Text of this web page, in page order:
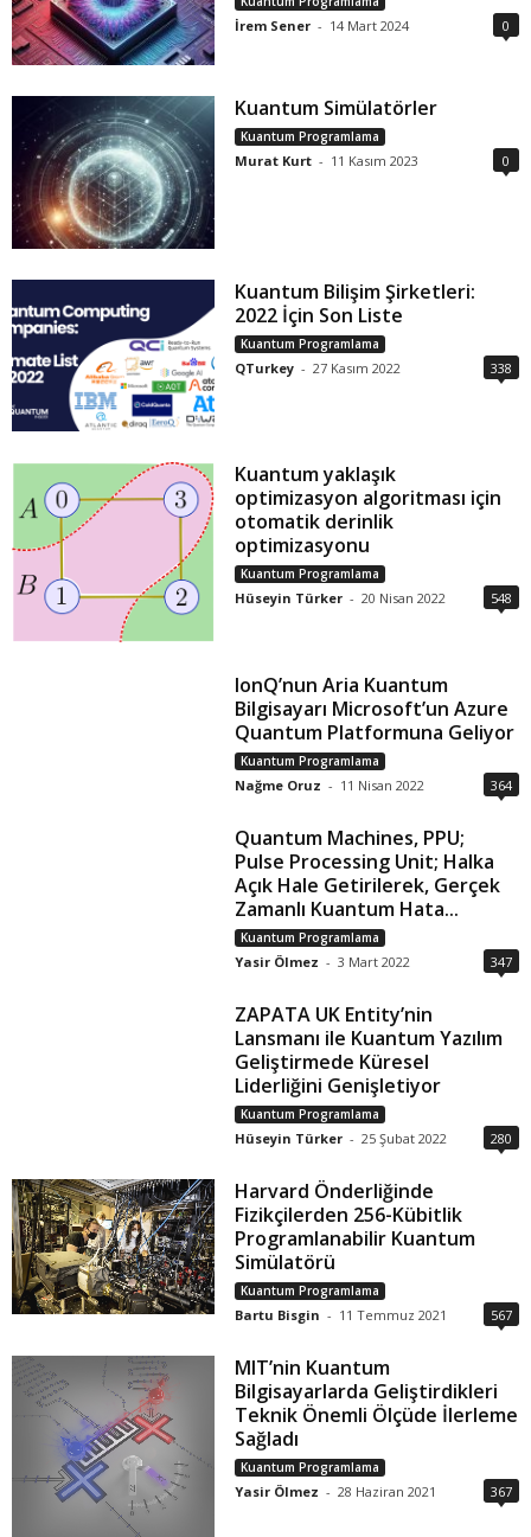
İrem Sener - 14 Mart 2024 0
Kuantum Simülatörler
Kuantum Programlama
Murat Kurt - 11 Kasım 2023 0
Kuantum Bilişim Şirketleri:
2022 İçin Son Liste
Kuantum Programlama
QTurkey - 27 Kasım 2022 338
Kuantum yaklaşık
optimizasyon algoritması için
otomatik derinlik
optimizasyonu
Kuantum Programlama
Hüseyin Türker - 20 Nisan 2022 548
IonQ’nun Aria Kuantum
Bilgisayarı Microsoft’un Azure
Quantum Platformuna Geliyor
Kuantum Programlama
Nağme Oruz - 11 Nisan 2022 364
Quantum Machines, PPU;
Pulse Processing Unit; Halka
Açık Hale Getirilerek, Gerçek
Zamanlı Kuantum Hata...
Kuantum Programlama
Yasir Ölmez - 3 Mart 2022 347
ZAPATA UK Entity’nin
Lansmanı ile Kuantum Yazılım
Geliştirmede Küresel
Liderliğini Genişletiyor
Kuantum Programlama
Hüseyin Türker - 25 Şubat 2022 280
Harvard Önderliğinde
Fizikçilerden 256-Kübitlik
Programlanabilir Kuantum
Simülatörü
Kuantum Programlama
Bartu Bisgin - 11 Temmuz 2021 567
MIT’nin Kuantum
Bilgisayarlarda Geliştirdikleri
Teknik Önemli Ölçüde İlerleme
Sağladı
Kuantum Programlama
Yasir Ölmez - 28 Haziran 2021 367